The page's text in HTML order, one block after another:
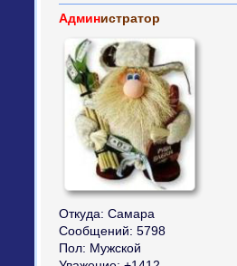
Администратор
Откуда: Самара
Сообщений: 5798
Пол: Мужской